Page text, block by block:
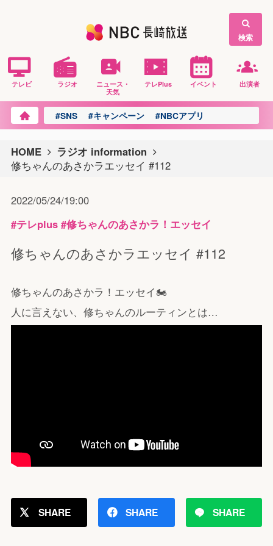
検索
テレビ ラジオ
ニュース・
天気
テレPlus イベント 出演者
#SNS #キャンペーン #NBCアプリ
HOME
ラジオ information
修ちゃんのあさかラエッセイ #112
2022/05/24/19:00
#テレplus #修ちゃんのあさかラ！エッセイ
修ちゃんのあさかラエッセイ #112
修ちゃんのあさかラ！エッセイ🏍
人に言えない、修ちゃんのルーティンとは…
SHARE SHARE SHARE